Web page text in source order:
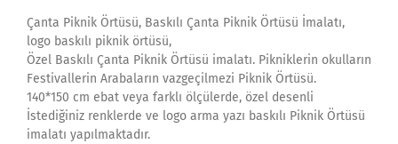
Çanta Piknik Örtüsü, Baskılı Çanta Piknik Örtüsü İmalatı,
logo baskılı piknik örtüsü,
Özel Baskılı Çanta Piknik Örtüsü imalatı. Pikniklerin okulların
Festivallerin Arabaların vazgeçilmezi Piknik Örtüsü.
140*150 cm ebat veya farklı ölçülerde, özel desenli
İstediğiniz renklerde ve logo arma yazı baskılı Piknik Örtüsü
imalatı yapılmaktadır.